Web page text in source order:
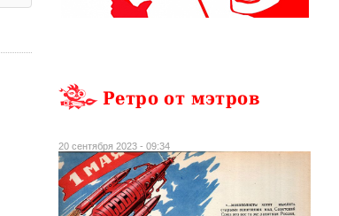
Ретро от мэтров
20 сентября 2023 - 09:34